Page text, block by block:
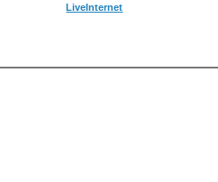
LiveInternet